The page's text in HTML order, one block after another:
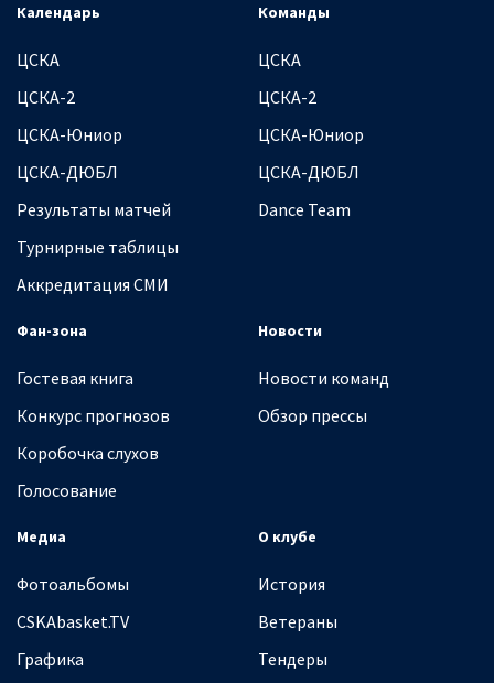
Календарь
ЦСКА
ЦСКА-2
ЦСКА-Юниор
ЦСКА-ДЮБЛ
Результаты матчей
Турнирные таблицы
Аккредитация СМИ
Команды
ЦСКА
ЦСКА-2
ЦСКА-Юниор
ЦСКА-ДЮБЛ
Dance Team
Фан-зона
Гостевая книга
Конкурс прогнозов
Коробочка слухов
Голосование
Новости
Новости команд
Обзор прессы
Медиа
Фотоальбомы
CSKAbasket.TV
Графика
О клубе
История
Ветераны
Тендеры